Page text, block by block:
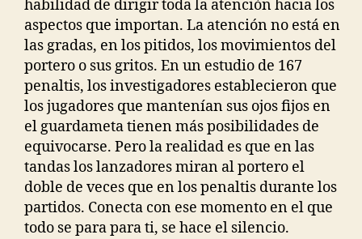
habilidad de dirigir toda la atención hacia los
aspectos que importan. La atención no está en
las gradas, en los pitidos, los movimientos del
portero o sus gritos. En un estudio de 167
penaltis, los investigadores establecieron que
los jugadores que mantenían sus ojos fijos en
el guardameta tienen más posibilidades de
equivocarse. Pero la realidad es que en las
tandas los lanzadores miran al portero el
doble de veces que en los penaltis durante los
partidos. Conecta con ese momento en el que
todo se para para ti, se hace el silencio.